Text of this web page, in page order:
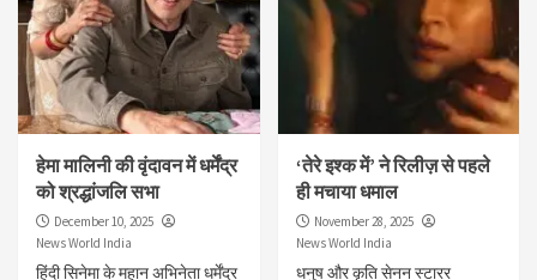
हेमा मालिनी की वृंदावन में धर्मेंद्र
को श्रद्धांजलि सभा
December 10, 2025
News World India
हिंदी सिनेमा के महान अभिनेता धर्मेंद्र
‘तेरे इश्क में’ ने रिलीज़ से पहले
ही मचाया धमाल
November 28, 2025
News World India
धनुष और कृति सेनन स्टारर